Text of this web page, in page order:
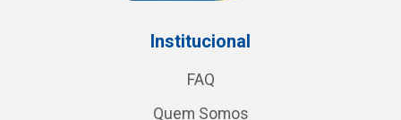
Institucional
FAQ
Quem Somos